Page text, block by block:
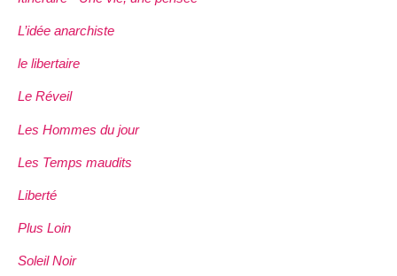
L’idée anarchiste
le libertaire
Le Réveil
Les Hommes du jour
Les Temps maudits
Liberté
Plus Loin
Soleil Noir